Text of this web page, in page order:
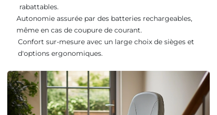
rabattables.
Autonomie assurée par des batteries rechargeables,
même en cas de coupure de courant.
Confort sur-mesure avec un large choix de sièges et
d'options ergonomiques.